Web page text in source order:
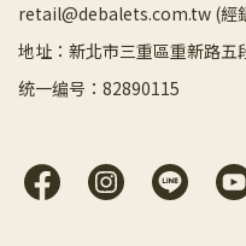
retail@debalets.com.tw (經
地址：新北市三重區重新路五
统一编号：82890115